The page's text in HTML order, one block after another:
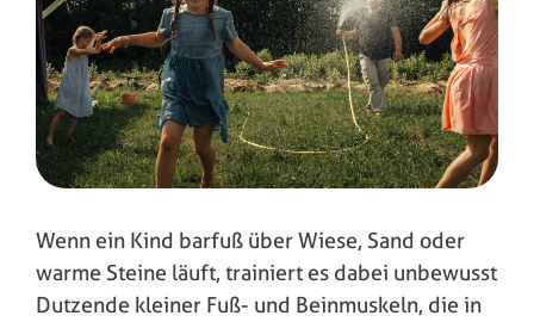
Wenn ein Kind barfuß über Wiese, Sand oder
warme Steine läuft, trainiert es dabei unbewusst
Dutzende kleiner Fuß- und Beinmuskeln, die in